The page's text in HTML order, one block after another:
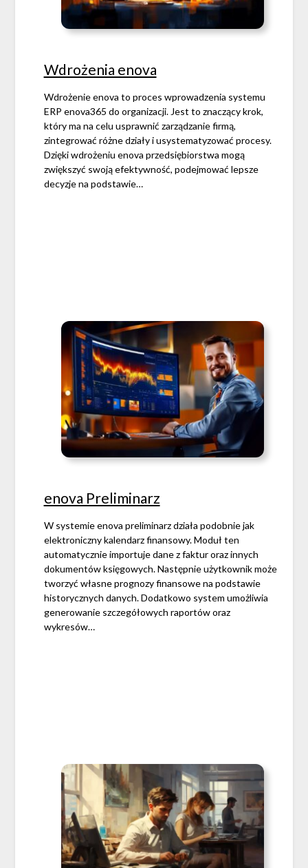
Wdrożenia enova
Wdrożenie enova to proces wprowadzenia systemu
ERP enova365 do organizacji. Jest to znaczący krok,
który ma na celu usprawnić zarządzanie firmą,
zintegrować różne działy i usystematyzować procesy.
Dzięki wdrożeniu enova przedsiębiorstwa mogą
zwiększyć swoją efektywność, podejmować lepsze
decyzje na podstawie…
enova Preliminarz
W systemie enova preliminarz działa podobnie jak
elektroniczny kalendarz finansowy. Moduł ten
automatycznie importuje dane z faktur oraz innych
dokumentów księgowych. Następnie użytkownik może
tworzyć własne prognozy finansowe na podstawie
historycznych danych. Dodatkowo system umożliwia
generowanie szczegółowych raportów oraz
wykresów…